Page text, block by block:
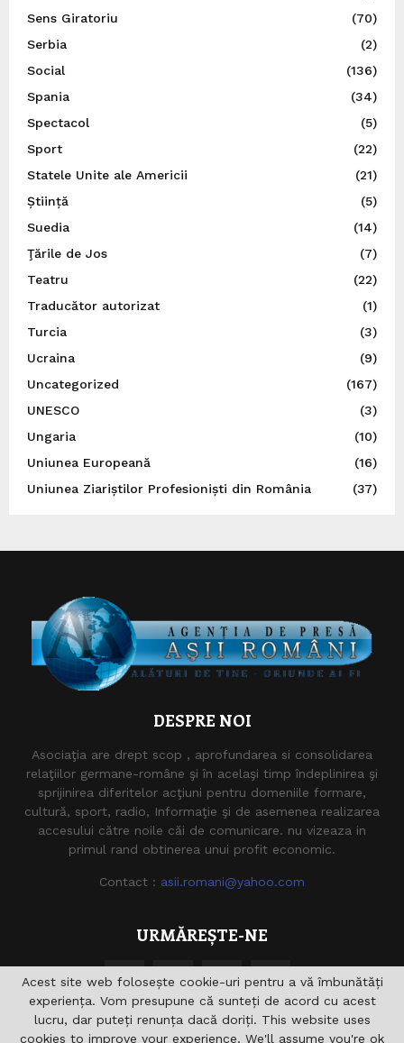
Sens Giratoriu
(70)
Serbia
(2)
Social
(136)
Spania
(34)
Spectacol
(5)
Sport
(22)
Statele Unite ale Americii
(21)
Știință
(5)
Suedia
(14)
Ţările de Jos
(7)
Teatru
(22)
Traducător autorizat
(1)
Turcia
(3)
Ucraina
(9)
Uncategorized
(167)
UNESCO
(3)
Ungaria
(10)
Uniunea Europeană
(16)
Uniunea Ziariștilor Profesioniști din România
(37)
DESPRE NOI
Asociaţia are drept scop , aprofundarea si consolidarea
relaţiilor germane-române şi în acelaşi timp îndeplinirea şi
sprijinirea diferitelor acţiuni pentru domeniile formare,
cultură, sport, radio, Informaţie şi de asemenea realizarea
accesului către noile căi de comunicare. nu vizeaza in
primul rand obtinerea unui profit economic.
Contact : asii.romani@yahoo.com
URMĂREȘTE-NE
Acest site web folosește cookie-uri pentru a vă îmbunătăți
experiența. Vom presupune că sunteți de acord cu acest
lucru, dar puteți renunța dacă doriți. This website uses
cookies to improve your experience. We'll assume you're ok